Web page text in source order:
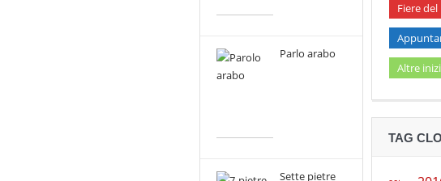
Parlo arabo
Sette pietre
Fiere
Altre
TAG